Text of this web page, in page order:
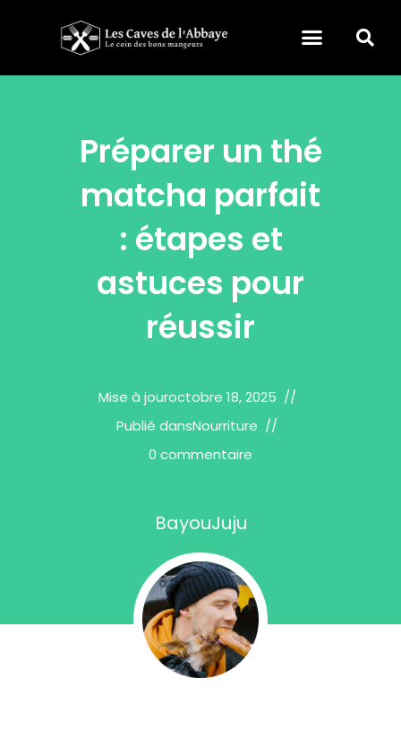
Préparer un thé
matcha parfait
: étapes et
astuces pour
réussir
Mise à jouroctobre 18, 2025
Publié dansNourriture
0 commentaire
BayouJuju